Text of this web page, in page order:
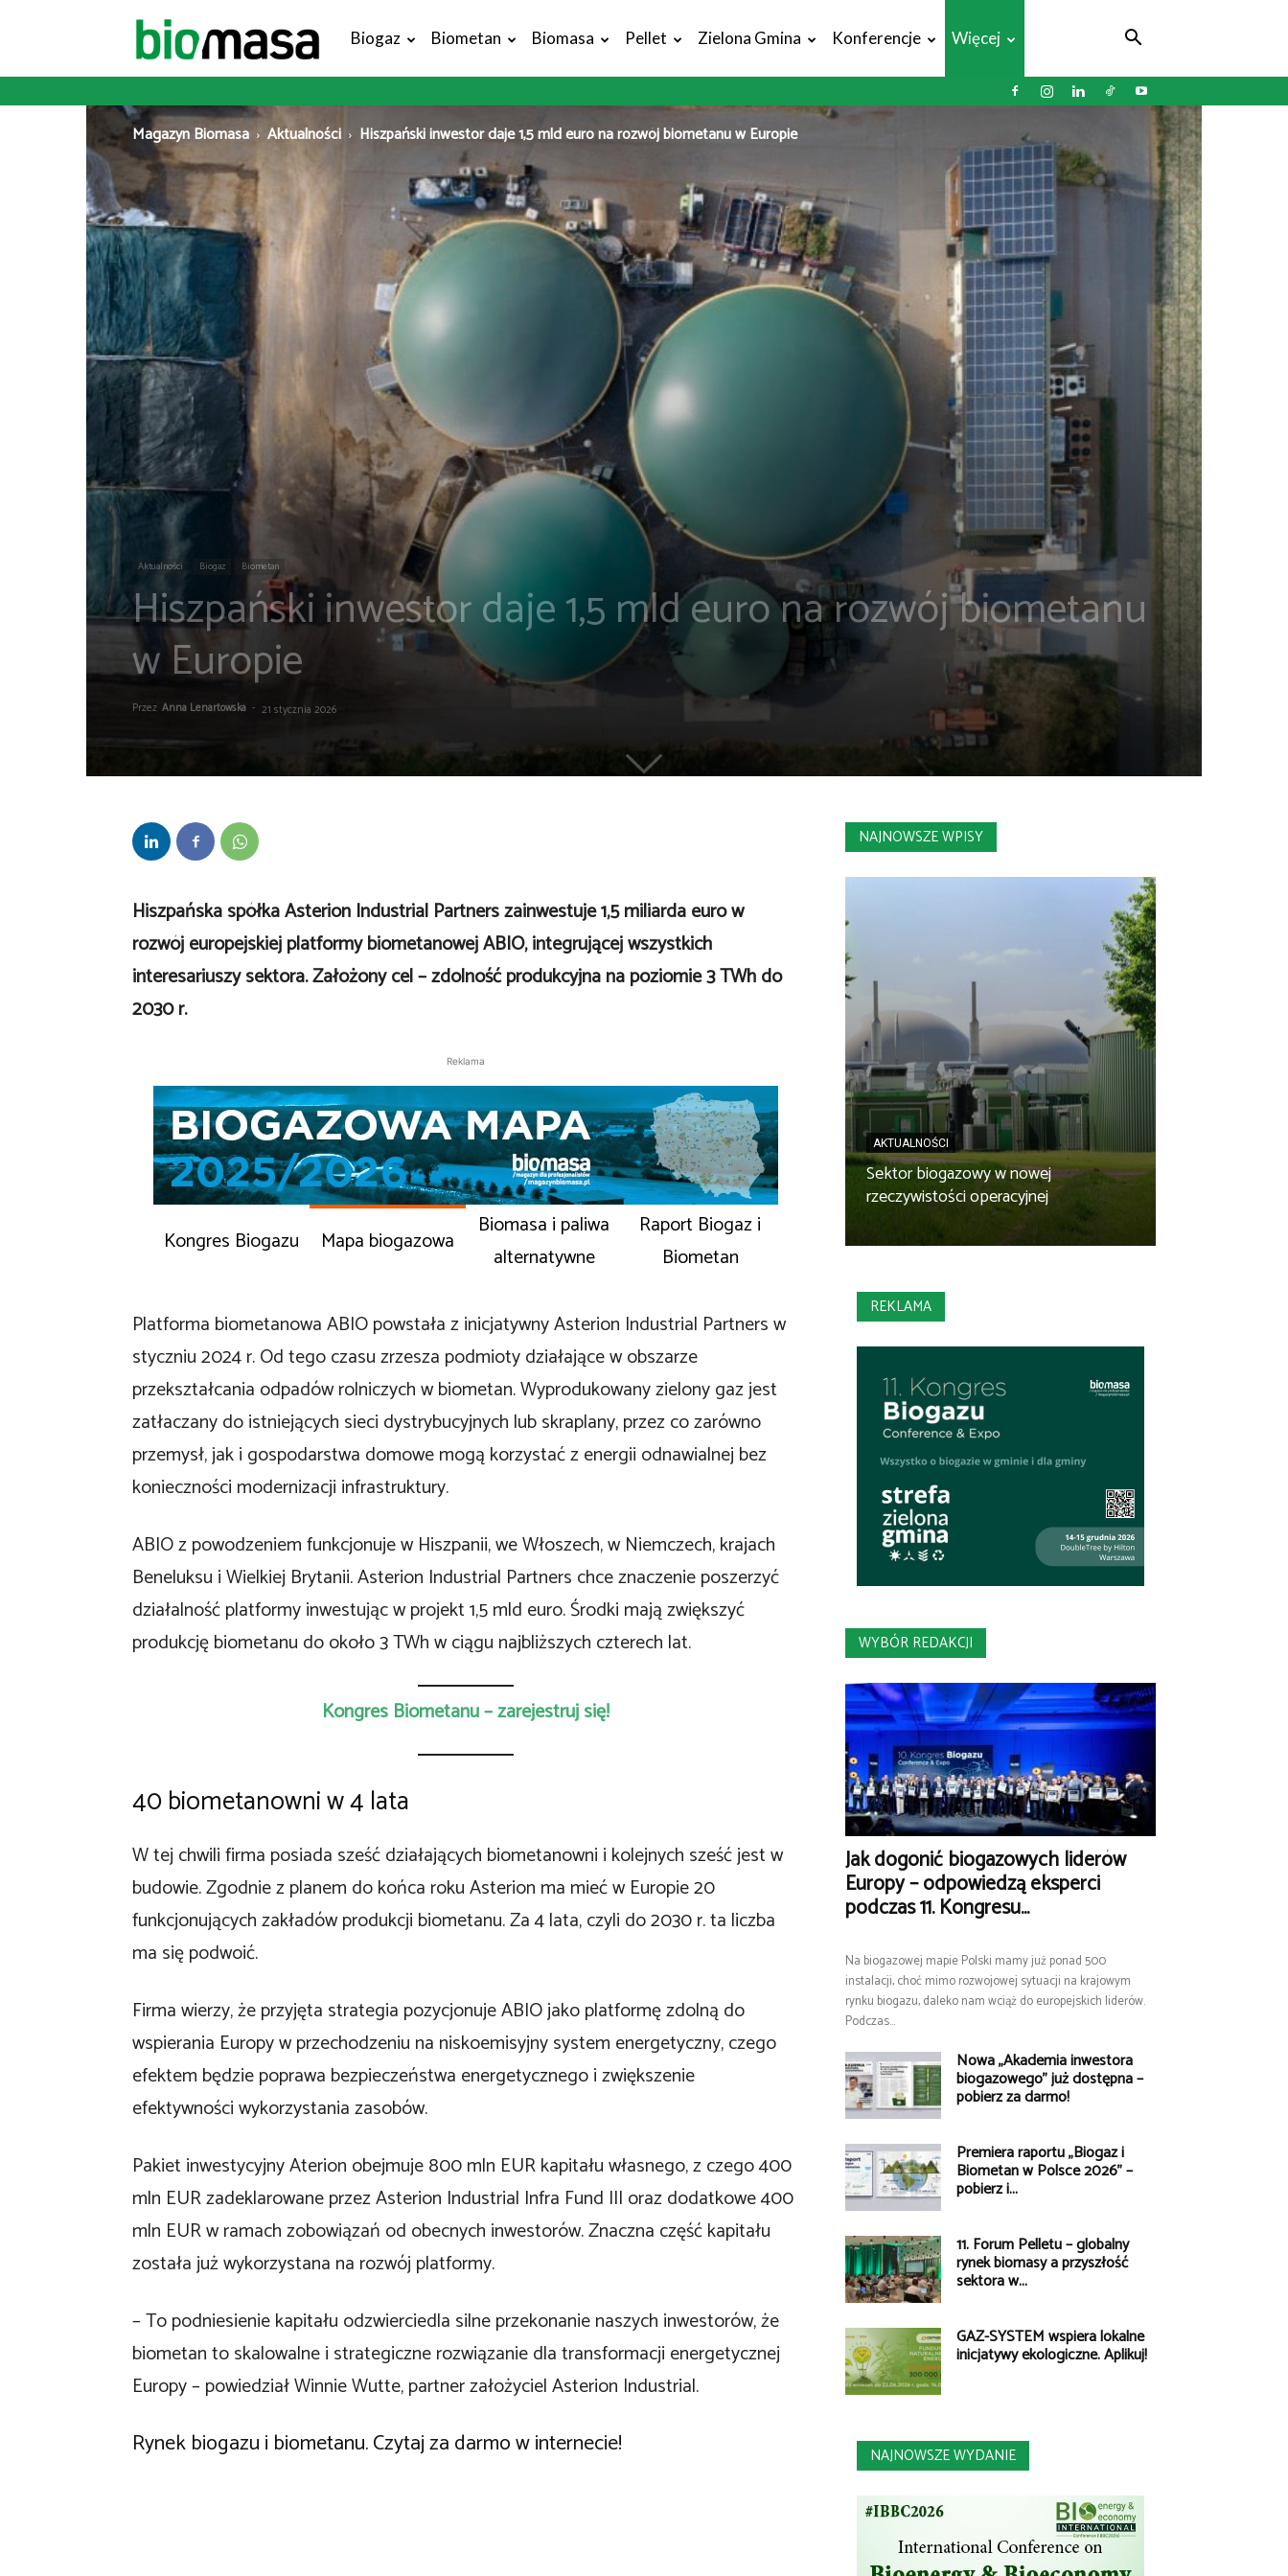
Magazyn
Biogaz Biometan Biomasa Pellet Zielona Gmina Konferencje Więcej
Magazyn Biomasa Aktualności Hiszpański inwestor daje 1,5 mld euro na rozwój biometanu w Europie
Aktualności Biogaz Biometan
Hiszpański inwestor daje 1,5 mld euro na rozwój biometanu
w Europie
Przez Anna Lenartowska - 21 stycznia 2026
Hiszpańska spółka Asterion Industrial Partners zainwestuje 1,5 miliarda euro w
rozwój europejskiej platformy biometanowej ABIO, integrującej wszystkich
interesariuszy sektora. Założony cel – zdolność produkcyjna na poziomie 3 TWh do
2030 r.
Reklama
Kongres Biogazu Mapa biogazowa
Biomasa i paliwa
alternatywne
Raport Biogaz i
Biometan
Platforma biometanowa ABIO powstała z inicjatywny Asterion Industrial Partners w
styczniu 2024 r. Od tego czasu zrzesza podmioty działające w obszarze
przekształcania odpadów rolniczych w biometan. Wyprodukowany zielony gaz jest
zatłaczany do istniejących sieci dystrybucyjnych lub skraplany, przez co zarówno
przemysł, jak i gospodarstwa domowe mogą korzystać z energii odnawialnej bez
konieczności modernizacji infrastruktury.
ABIO z powodzeniem funkcjonuje w Hiszpanii, we Włoszech, w Niemczech, krajach
Beneluksu i Wielkiej Brytanii. Asterion Industrial Partners chce znaczenie poszerzyć
działalność platformy inwestując w projekt 1,5 mld euro. Środki mają zwiększyć
produkcję biometanu do około 3 TWh w ciągu najbliższych czterech lat.
Kongres Biometanu – zarejestruj się!
40 biometanowni w 4 lata
W tej chwili firma posiada sześć działających biometanowni i kolejnych sześć jest w
budowie. Zgodnie z planem do końca roku Asterion ma mieć w Europie 20
funkcjonujących zakładów produkcji biometanu. Za 4 lata, czyli do 2030 r. ta liczba
ma się podwoić.
Firma wierzy, że przyjęta strategia pozycjonuje ABIO jako platformę zdolną do
wspierania Europy w przechodzeniu na niskoemisyjny system energetyczny, czego
efektem będzie poprawa bezpieczeństwa energetycznego i zwiększenie
efektywności wykorzystania zasobów.
Pakiet inwestycyjny Aterion obejmuje 800 mln EUR kapitału własnego, z czego 400
mln EUR zadeklarowane przez Asterion Industrial Infra Fund III oraz dodatkowe 400
mln EUR w ramach zobowiązań od obecnych inwestorów. Znaczna część kapitału
została już wykorzystana na rozwój platformy.
– To podniesienie kapitału odzwierciedla silne przekonanie naszych inwestorów, że
biometan to skalowalne i strategiczne rozwiązanie dla transformacji energetycznej
Europy – powiedział Winnie Wutte, partner założyciel Asterion Industrial.
Rynek biogazu i biometanu. Czytaj za darmo w internecie!
NAJNOWSZE WPISY
AKTUALNOŚCI
Sektor biogazowy w nowej
rzeczywistości operacyjnej
REKLAMA
WYBÓR REDAKCJI
Jak dogonić biogazowych liderów
Europy – odpowiedzą eksperci
podczas 11. Kongresu...
Na biogazowej mapie Polski mamy już ponad 500
instalacji, choć mimo rozwojowej sytuacji na krajowym
rynku biogazu, daleko nam wciąż do europejskich liderów.
Podczas...
Nowa „Akademia inwestora
biogazowego” już dostępna –
pobierz za darmo!
Premiera raportu „Biogaz i
Biometan w Polsce 2026” –
pobierz i...
11. Forum Pelletu – globalny
rynek biomasy a przyszłość
sektora w...
GAZ-SYSTEM wspiera lokalne
inicjatywy ekologiczne. Aplikuj!
NAJNOWSZE WYDANIE